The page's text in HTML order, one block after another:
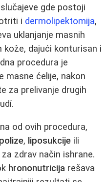
gde postoji
i dermolipektomija,
uklanjanje masnih
kože, dajući konturisan i
procedura je
masne ćelije, nakon
za prelivanje drugih
od ovih procedura,
, liposukcije ili
zdrav način ishrane.
hrononutricija rešava